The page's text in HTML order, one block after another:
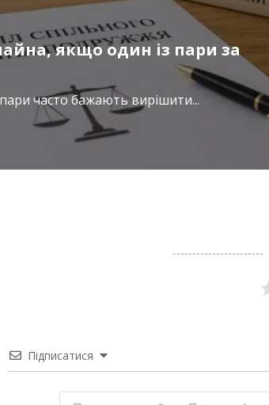
якщо один із пари за
часто бажають вирішити...
Підписатися